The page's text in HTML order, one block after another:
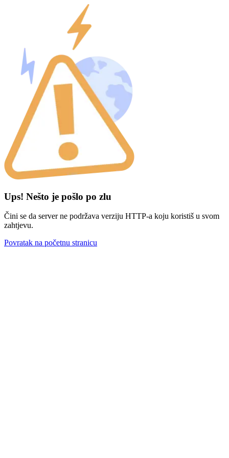
Ups! Nešto je pošlo po zlu
Čini se da server ne podržava verziju HTTP-a koju koristiš u svom
zahtjevu.
Povratak na početnu stranicu